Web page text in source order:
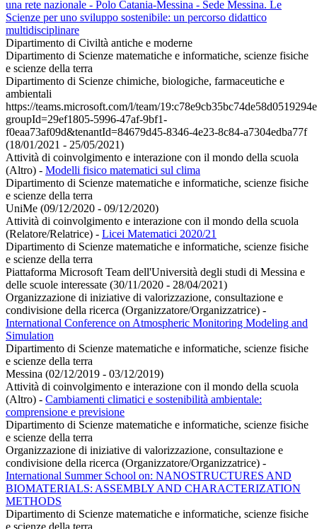
una rete nazionale - Polo Catania-Messina - Sede Messina. Le
Scienze per uno sviluppo sostenibile: un percorso didattico
multidisciplinare
Dipartimento di Civiltà antiche e moderne
Dipartimento di Scienze matematiche e informatiche, scienze fisiche
e scienze della terra
Dipartimento di Scienze chimiche, biologiche, farmaceutiche e
ambientali
https://teams.microsoft.com/l/team/
groupId=29ef1805-5996-47af-9bf1-
f0eaa73af09d&tenantId=84679d45-8346-4e23-8c84-a7304edba77f
(18/01/2021 - 25/05/2021)
Attività di coinvolgimento e interazione con il mondo della scuola
(Altro) - Modelli fisico matematici sul clima
Dipartimento di Scienze matematiche e informatiche, scienze fisiche
e scienze della terra
UniMe (09/12/2020 - 09/12/2020)
Attività di coinvolgimento e interazione con il mondo della scuola
(Relatore/Relatrice) - Licei Matematici 2020/21
Dipartimento di Scienze matematiche e informatiche, scienze fisiche
e scienze della terra
Piattaforma Microsoft Team dell'Università degli studi di Messina e
delle scuole interessate (30/11/2020 - 28/04/2021)
Organizzazione di iniziative di valorizzazione, consultazione e
condivisione della ricerca (Organizzatore/Organizzatrice) -
International Conference on Atmospheric Monitoring Modeling and
Simulation
Dipartimento di Scienze matematiche e informatiche, scienze fisiche
e scienze della terra
Messina (02/12/2019 - 03/12/2019)
Attività di coinvolgimento e interazione con il mondo della scuola
(Altro) - Cambiamenti climatici e sostenibilità ambientale:
comprensione e previsione
Dipartimento di Scienze matematiche e informatiche, scienze fisiche
e scienze della terra
Organizzazione di iniziative di valorizzazione, consultazione e
condivisione della ricerca (Organizzatore/Organizzatrice) -
International Summer School on: NANOSTRUCTURES AND
BIOMATERIALS: ASSEMBLY AND CHARACTERIZATION
METHODS
Dipartimento di Scienze matematiche e informatiche, scienze fisiche
e scienze della terra